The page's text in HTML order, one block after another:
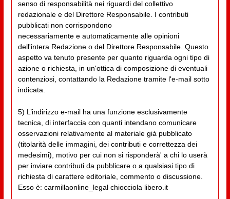
senso di responsabilità nei riguardi del collettivo
redazionale e del Direttore Responsabile. I contributi
pubblicati non corrispondono
necessariamente e automaticamente alle opinioni
dell'intera Redazione o del Direttore Responsabile. Questo
aspetto va tenuto presente per quanto riguarda ogni tipo di
azione o richiesta, in un'ottica di composizione di eventuali
contenziosi, contattando la Redazione tramite l'e-mail sotto
indicata.
5) L’indirizzo e-mail ha una funzione esclusivamente
tecnica, di interfaccia con quanti intendano comunicare
osservazioni relativamente al materiale già pubblicato
(titolarità delle immagini, dei contributi e correttezza dei
medesimi), motivo per cui non si risponderà' a chi lo userà
per inviare contributi da pubblicare o a qualsiasi tipo di
richiesta di carattere editoriale, commento o discussione.
Esso è: carmillaonline_legal chiocciola libero.it